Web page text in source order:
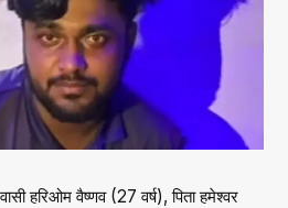
हरिओम वैष्णव (27 वर्ष), पिता हमेश्वर